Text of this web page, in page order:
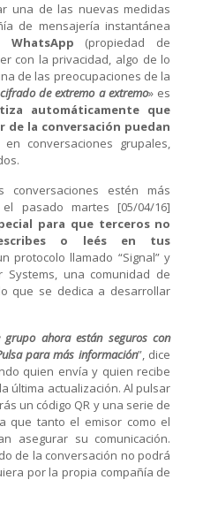
una de las nuevas medidas
de mensajería instantánea
WhatsApp (propiedad de
con la privacidad, algo de lo
de las preocupaciones de la
cifrado de extremo a extremo» es
automáticamente que
de la conversación puedan
conversaciones grupales,
conversaciones estén más
pasado martes [05/04/16]
para que terceros no
o leés en tus
protocolo llamado “Signal” y
una comunidad de
que se dedica a desarrollar
grupo ahora están seguros con
para más información”, dice
quien envía y quien recibe
última actualización. Al pulsar
un código QR y una serie de
que tanto el emisor como el
asegurar su comunicación.
de la conversación no podrá
por la propia compañía de